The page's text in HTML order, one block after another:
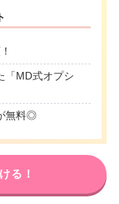
「MD式オプシ
無料◎
る！